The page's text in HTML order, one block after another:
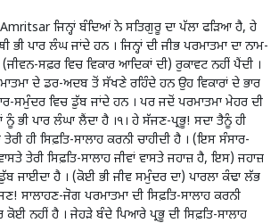
ਜਿਨ੍ਹਾਂ ਬੰਦਿਆਂ ਨੇ ਸਤਿਗੁਰੂ ਦਾ ਪੱਲਾ ਫੜਿਆ ਹੈ, ਹੇ
ਪਾਰ ਲੰਘ ਜਾਂਦੇ ਹਨ । ਜਿਨ੍ਹਾਂ ਦੀ ਜੀਭ ਪਰਮਾਤਮਾ ਦਾ ਨਾਮ-
ਸਫ਼ਰ ਵਿਚ ਵਿਕਾਰ ਆਦਿਕਾਂ ਦੀ) ਰੁਕਾਵਟ ਨਹੀਂ ਪੈਂਦੀ ।
ਦੇ ਡਰ-ਅਦਬ ਤੋਂ ਸੱਖਣੇ ਰਹਿੰਦੇ ਹਨ ਉਹ ਵਿਕਾਰਾਂ ਦੇ ਭਾਰ
ਸਮੁੰਦਰ ਵਿਚ ਡੁੱਬ ਜਾਂਦੇ ਹਨ । ਪਰ ਜਦੋਂ ਪਰਮਾਤਮਾ ਮੇਹਰ ਦੀ
ਨੂੰ ਭੀ ਪਾਰ ਲੰਘਾ ਲੈਂਦਾ ਹੈ ।੧। ਹੇ ਸੱਜਣ-ਪ੍ਰਭੂ! ਸਦਾ ਤੈਨੂੰ ਹੀ
ਤੇਰੀ ਹੀ ਸਿਫ਼ਤਿ-ਸਾਲਾਹ ਕਰਨੀ ਚਾਹੀਦੀ ਹੈ । (ਇਸ ਸੰਸਾਰ-
ਤੇਰੀ ਸਿਫ਼ਤਿ-ਸਾਲਾਹ ਜੀਵਾਂ ਵਾਸਤੇ ਜਹਾਜ਼ ਹੈ, ਇਸ) ਜਹਾਜ਼
ਜਾਈਦਾ ਹੈ । (ਕੋਈ ਭੀ ਜੀਵ ਸਮੁੰਦਰ ਦਾ) ਪਾਰਲਾ ਕੰਢਾ ਲੱਭ
ਸਾਲਾਹਣ-ਜੋਗ ਪਰਮਾਤਮਾ ਦੀ ਸਿਫ਼ਤਿ-ਸਾਲਾਹ ਕਰਨੀ
ਕੋਈ ਨਹੀਂ ਹੈ । ਜੇਹੜੇ ਬੰਦੇ ਪਿਆਰੇ ਪ੍ਰਭੂ ਦੀ ਸਿਫ਼ਤਿ-ਸਾਲਾਹ